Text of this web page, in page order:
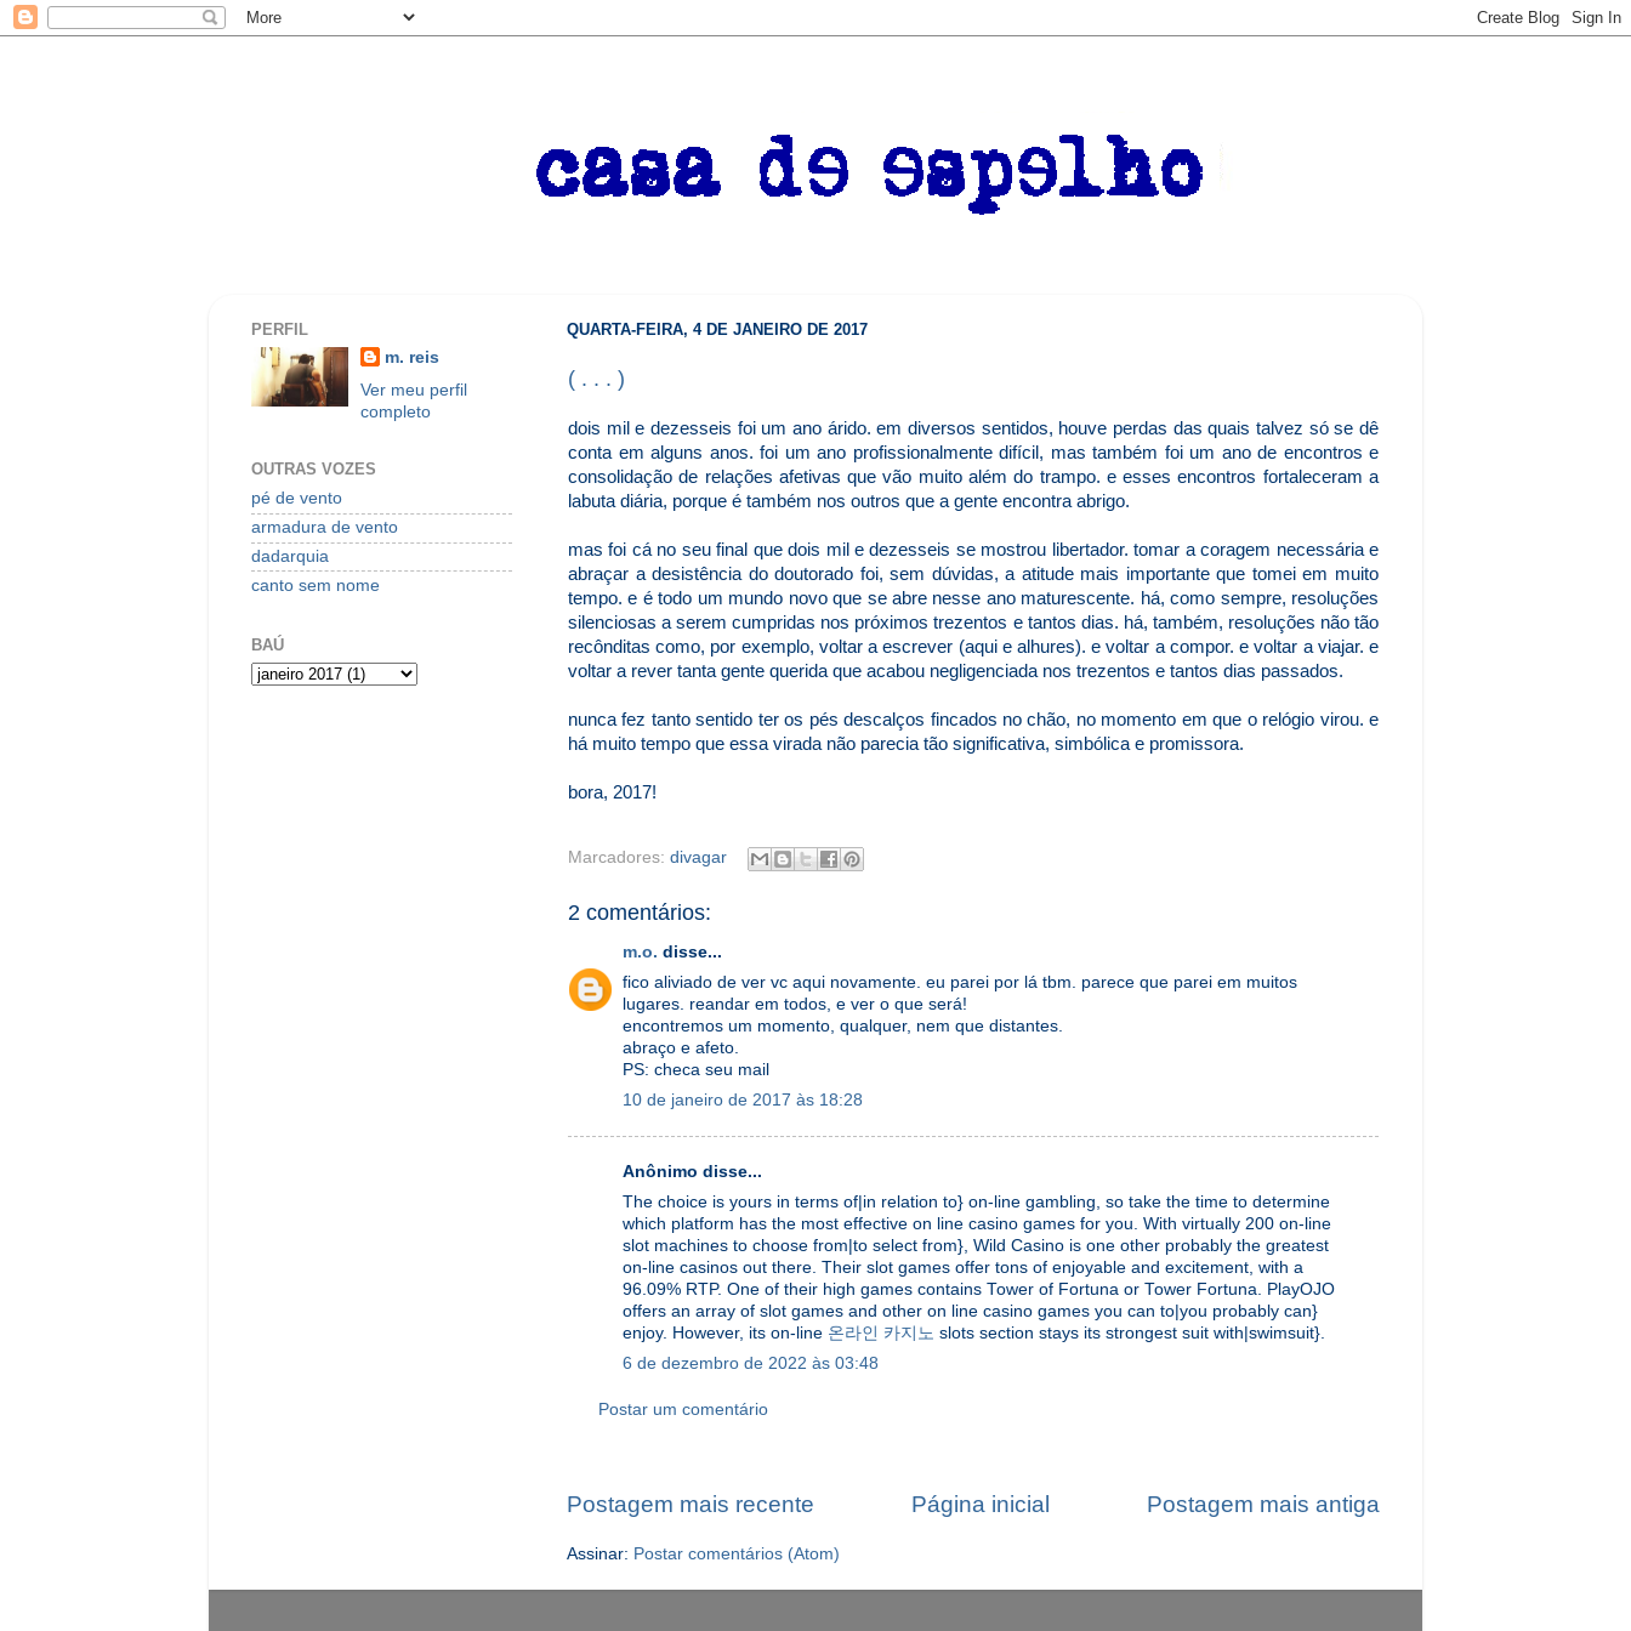
QUARTA-FEIRA, 4 DE JANEIRO DE 2017
( . . . )
dois mil e dezesseis foi um ano árido. em diversos sentidos, houve perdas das quais talvez só se dê
conta em alguns anos. foi um ano profissionalmente difícil, mas também foi um ano de encontros e
consolidação de relações afetivas que vão muito além do trampo. e esses encontros fortaleceram a
labuta diária, porque é também nos outros que a gente encontra abrigo.
mas foi cá no seu final que dois mil e dezesseis se mostrou libertador. tomar a coragem necessária e
abraçar a desistência do doutorado foi, sem dúvidas, a atitude mais importante que tomei em muito
tempo. e é todo um mundo novo que se abre nesse ano maturescente. há, como sempre, resoluções
silenciosas a serem cumpridas nos próximos trezentos e tantos dias. há, também, resoluções não tão
recônditas como, por exemplo, voltar a escrever (aqui e alhures). e voltar a compor. e voltar a viajar. e
voltar a rever tanta gente querida que acabou negligenciada nos trezentos e tantos dias passados.
nunca fez tanto sentido ter os pés descalços fincados no chão, no momento em que o relógio virou. e
há muito tempo que essa virada não parecia tão significativa, simbólica e promissora.
bora, 2017!
Marcadores: divagar
2 comentários:
m.o. disse...
fico aliviado de ver vc aqui novamente. eu parei por lá tbm. parece que parei em muitos
lugares. reandar em todos, e ver o que será!
encontremos um momento, qualquer, nem que distantes.
abraço e afeto.
PS: checa seu mail
10 de janeiro de 2017 às 18:28
Anônimo disse...
The choice is yours in terms of|in relation to} on-line gambling, so take the time to determine
which platform has the most effective on line casino games for you. With virtually 200 on-line
slot machines to choose from|to select from}, Wild Casino is one other probably the greatest
on-line casinos out there. Their slot games offer tons of enjoyable and excitement, with a
96.09% RTP. One of their high games contains Tower of Fortuna or Tower Fortuna. PlayOJO
offers an array of slot games and other on line casino games you can to|you probably can}
enjoy. However, its on-line 온라인 카지노 slots section stays its strongest suit with|swimsuit}.
6 de dezembro de 2022 às 03:48
Postar um comentário
Postagem mais recente Postagem mais antiga
Página inicial
Assinar: Postar comentários (Atom)
PERFIL
m. reis
Ver meu perfil
completo
OUTRAS VOZES
pé de vento
armadura de vento
dadarquia
canto sem nome
BAÚ